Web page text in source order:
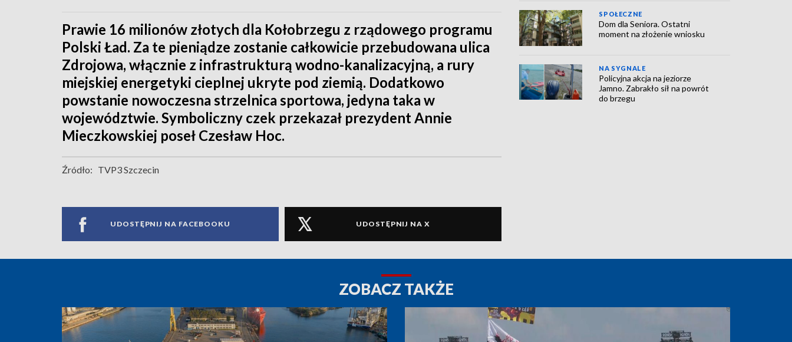
Prawie 16 milionów złotych dla Kołobrzegu z rządowego programu
Polski Ład. Za te pieniądze zostanie całkowicie przebudowana ulica
Zdrojowa, włącznie z infrastrukturą wodno-kanalizacyjną, a rury
miejskiej energetyki cieplnej ukryte pod ziemią. Dodatkowo
powstanie nowoczesna strzelnica sportowa, jedyna taka w
województwie. Symboliczny czek przekazał prezydent Annie
Mieczkowskiej poseł Czesław Hoc.
Źródło: TVP3 Szczecin
UDOSTĘPNIJ NA FACEBOOKU UDOSTĘPNIJ NA X
SPOŁECZNE
Dom dla Seniora. Ostatni
moment na złożenie wniosku
NA SYGNALE
Policyjna akcja na jeziorze
Jamno. Zabrakło sił na powrót
do brzegu
ZOBACZ TAKŻE